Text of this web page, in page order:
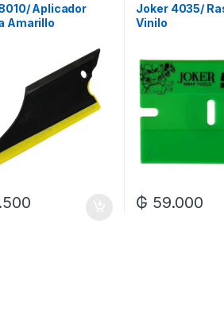
Aplicador
Amarillo
Joker 4035/
Vinilo
₲ 59.000